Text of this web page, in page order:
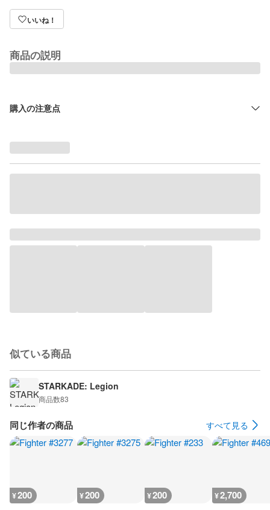
いいね！
商品の説明
購入の注意点
似ている商品
STARKADE: Legion
商品数83
同じ作者の商品 すべて見る
¥200 ¥200 ¥200 ¥2,700